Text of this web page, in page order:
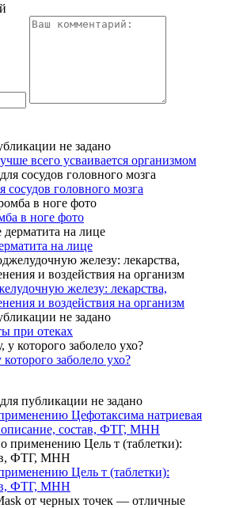
всего усваивается организмом
головного мозга
в ноге фото
на лице
железу: лекарства,
и воздействия на организм
при отеках
заболело ухо?
Цефотаксима натриевая
состав, ФТГ, МНН
Цель т (таблетки):
ФТГ, МНН